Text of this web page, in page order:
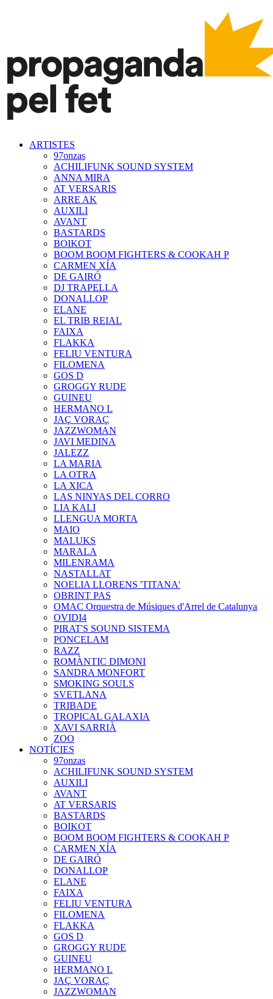
ARTISTES
97onzas
ACHILIFUNK SOUND SYSTEM
ANNA MIRA
AT VERSARIS
ARRE AK
AUXILI
AVANT
BASTARDS
BOIKOT
BOOM BOOM FIGHTERS & COOKAH P
CARMEN XÍA
DE GAIRÓ
DJ TRAPELLA
DONALLOP
ELANE
EL TRIB REIAL
FAIXA
FLAKKA
FELIU VENTURA
FILOMENA
GOS D
GROGGY RUDE
GUINEU
HERMANO L
JAÇ VORAÇ
JAZZWOMAN
JAVI MEDINA
JALEZZ
LA MARIA
LA OTRA
LA XICA
LAS NINYAS DEL CORRO
LIA KALI
LLENGUA MORTA
MAIO
MALUKS
MARALA
MILENRAMA
NASTALLAT
NOELIA LLORENS 'TITANA'
OBRINT PAS
OMAC Orquestra de Músiques d'Arrel de Catalunya
OVIDI4
PIRAT'S SOUND SISTEMA
PONCELAM
RAZZ
ROMÀNTIC DIMONI
SANDRA MONFORT
SMOKING SOULS
SVETLANA
TRIBADE
TROPICAL GALAXIA
XAVI SARRIÀ
ZOO
NOTÍCIES
97onzas
ACHILIFUNK SOUND SYSTEM
AUXILI
AVANT
AT VERSARIS
BASTARDS
BOIKOT
BOOM BOOM FIGHTERS & COOKAH P
CARMEN XÍA
DE GAIRÓ
DONALLOP
ELANE
FAIXA
FELIU VENTURA
FILOMENA
FLAKKA
GOS D
GROGGY RUDE
GUINEU
HERMANO L
JAÇ VORAÇ
JAZZWOMAN